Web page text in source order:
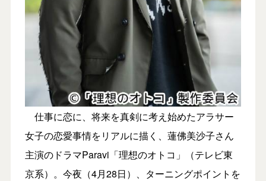
仕事に恋に、将来を真剣に考え始めたアラサー
女子の恋愛事情をリアルに描く、蓮佛美沙子さん
主演のドラマParavi「理想のオトコ」（テレビ東
京系）。今夜（4月28日）、ターニングポイントを